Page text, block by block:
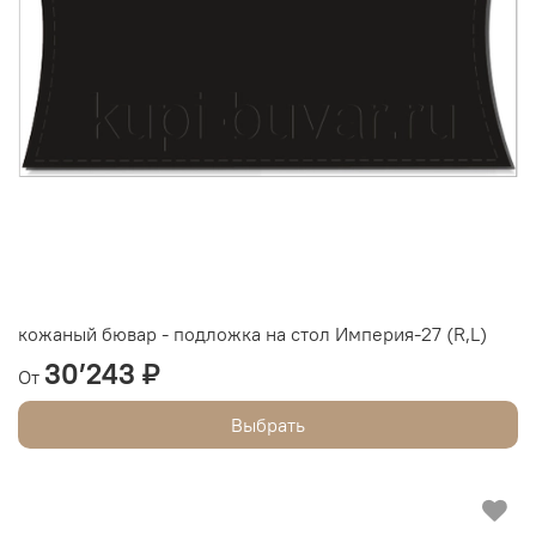
кожаный бювар - подложка на стол Империя-27 (R,L)
От 30’243 ₽
Выбрать